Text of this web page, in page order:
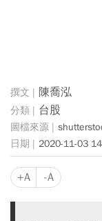
陳喬泓
台股
2020-11-03
+A -A